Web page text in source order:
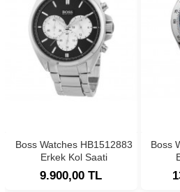
Boss Watches HB1512883
Erkek Kol Saati
9.900,00 TL
Boss